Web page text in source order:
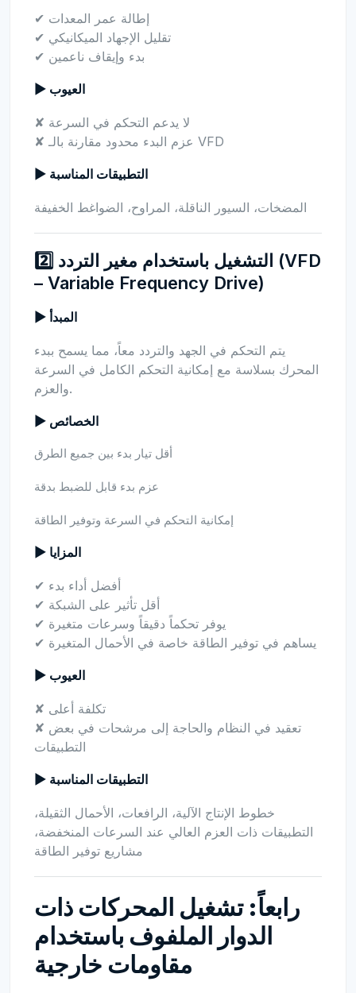
✔ إطالة عمر المعدات
✔ تقليل الإجهاد الميكانيكي
✔ بدء وإيقاف ناعمين
▶ العيوب
✘ لا يدعم التحكم في السرعة
✘ عزم البدء محدود مقارنة بالـ VFD
▶ التطبيقات المناسبة
المضخات، السيور الناقلة، المراوح، الضواغط الخفيفة
2️⃣ التشغيل باستخدام مغير التردد (VFD
– Variable Frequency Drive)
▶ المبدأ
يتم التحكم في الجهد والتردد معاً، مما يسمح ببدء
المحرك بسلاسة مع إمكانية التحكم الكامل في السرعة
والعزم.
▶ الخصائص
أقل تيار بدء بين جميع الطرق
عزم بدء قابل للضبط بدقة
إمكانية التحكم في السرعة وتوفير الطاقة
▶ المزايا
✔ أفضل أداء بدء
✔ أقل تأثير على الشبكة
✔ يوفر تحكماً دقيقاً وسرعات متغيرة
✔ يساهم في توفير الطاقة خاصة في الأحمال المتغيرة
▶ العيوب
✘ تكلفة أعلى
✘ تعقيد في النظام والحاجة إلى مرشحات في بعض
التطبيقات
▶ التطبيقات المناسبة
خطوط الإنتاج الآلية، الرافعات، الأحمال الثقيلة،
التطبيقات ذات العزم العالي عند السرعات المنخفضة،
مشاريع توفير الطاقة
رابعاً: تشغيل المحركات ذات
الدوار الملفوف باستخدام
مقاومات خارجية